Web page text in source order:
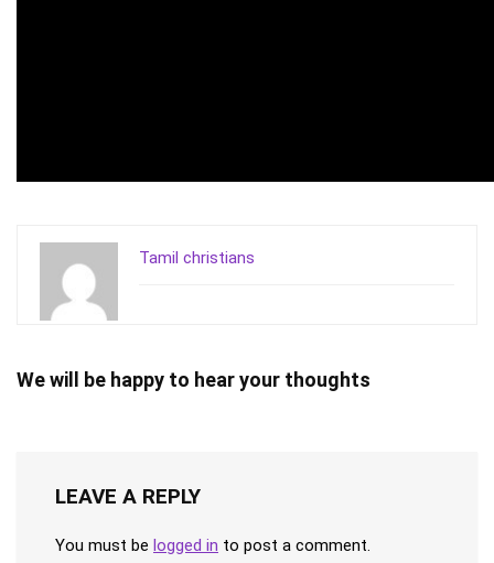
Tamil christians
We will be happy to hear your thoughts
LEAVE A REPLY
You must be logged in to post a comment.